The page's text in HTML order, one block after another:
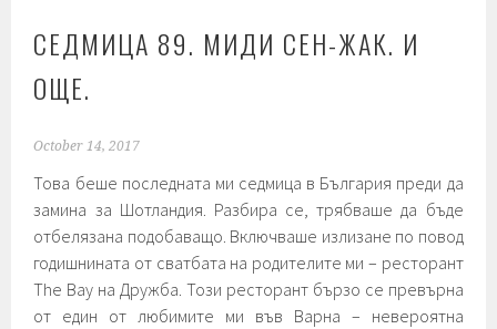
СЕДМИЦА 89. МИДИ СЕН-ЖАК. И
ОЩЕ.
October 14, 2017
Това беше последната ми седмица в България преди да
замина за Шотландия. Разбира се, трябваше да бъде
отбелязана подобаващо. Включваше излизане по повод
годишнината от сватбата на родителите ми – ресторант
The Bay на Дружба. Този ресторант бързо се превърна
от един от любимите ми във Варна – невероятна